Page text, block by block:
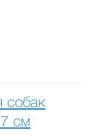
собак
см